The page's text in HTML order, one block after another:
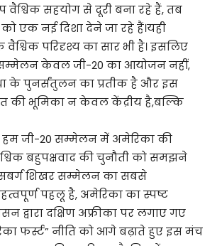
वैश्विक सहयोग से दूरी बना रहे हैं, तब
एक नई दिशा देने जा रहे हैं।यही
परिदृश्य का सार भी है। इसलिए
सम्मेलन केवल जी-20 का आयोजन नहीं,
के पुनर्संतुलन का प्रतीक है और इस
की भूमिका न केवल केंद्रीय है,बल्कि
हम जी-20 सम्मेलन में अमेरिका की
बहुपक्षवाद की चुनौती को समझने
शिखर सम्मेलन का सबसे
पहलू है, अमेरिका का स्पष्ट
द्वारा दक्षिण अफ्रीका पर लगाए गए
फर्स्ट” नीति को आगे बढ़ाते हुए इस मंच